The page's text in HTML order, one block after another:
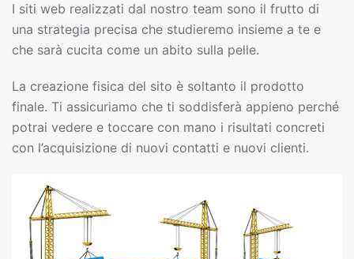
I siti web realizzati dal nostro team sono il frutto di
una strategia precisa che studieremo insieme a te e
che sarà cucita come un abito sulla pelle.
La creazione fisica del sito è soltanto il prodotto
finale. Ti assicuriamo che ti soddisferà appieno perché
potrai vedere e toccare con mano i risultati concreti
con l’acquisizione di nuovi contatti e nuovi clienti.